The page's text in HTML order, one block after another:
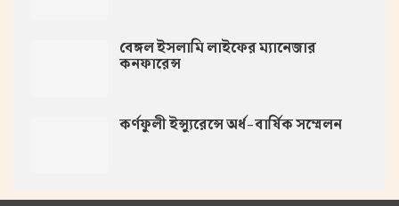
বেঙ্গল ইসলামি লাইফের ম্যানেজার
কনফারেন্স
কর্ণফুলী ইন্স্যুরেন্সে অর্ধ-বার্ষিক সম্মেলন